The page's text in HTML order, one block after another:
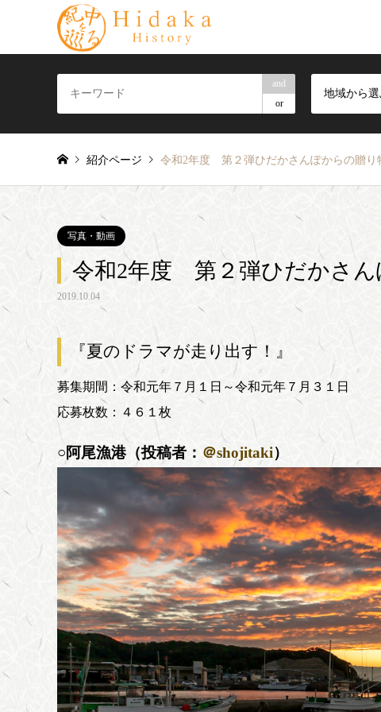
and
or
地域から
紹介ページ 令和2年度 第２弾ひだかさんぽからの贈り
写真・動画
令和2年度 第２弾ひだかさ
2019.10.04
『夏のドラマが走り出す！』
募集期間：令和元年７月１日～令和元年７月３１日
応募枚数：４６１枚
○阿尾漁港（投稿者： ＠shojitaki）